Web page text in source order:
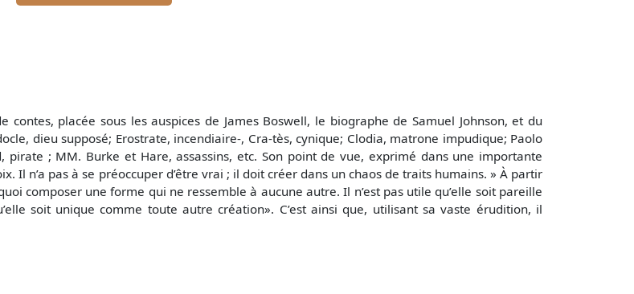
placée sous les auspices de James Boswell, le biographe de Samuel Johnson, et du
dieu supposé; Erostrate, incendiaire-, Cra-tès, cynique; Clodia, matrone impudique; Paolo
pirate ; MM. Burke et Hare, assassins, etc. Son point de vue, exprimé dans une importante
Il n’a pas à se préoccuper d’être vrai ; il doit créer dans un chaos de traits humains. » À partir
composer une forme qui ne ressemble à aucune autre. Il n’est pas utile qu’elle soit pareille
soit unique comme toute autre création». C’est ainsi que, utilisant sa vaste érudition, il